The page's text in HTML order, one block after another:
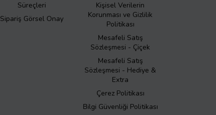
Süreçleri
Sipariş Görsel Onay
Kişisel Verilerin
Korunması ve Gizlilik
Politikası
Mesafeli Satış
Sözleşmesi - Çiçek
Mesafeli Satış
Sözleşmesi - Hediye &
Extra
Çerez Politikası
Bilgi Güvenliği Politikası